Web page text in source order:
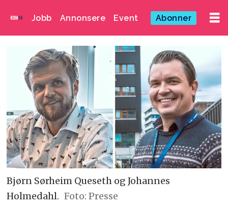
Jobb Annonsere Event Abonner
Bjørn Sørheim Queseth og Johannes
Holmedahl. Foto: Presse